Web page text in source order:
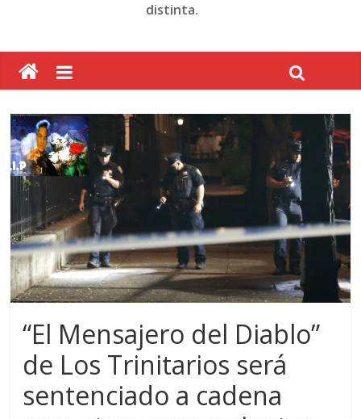
distinta.
“El Mensajero del Diablo”
de Los Trinitarios será
sentenciado a cadena